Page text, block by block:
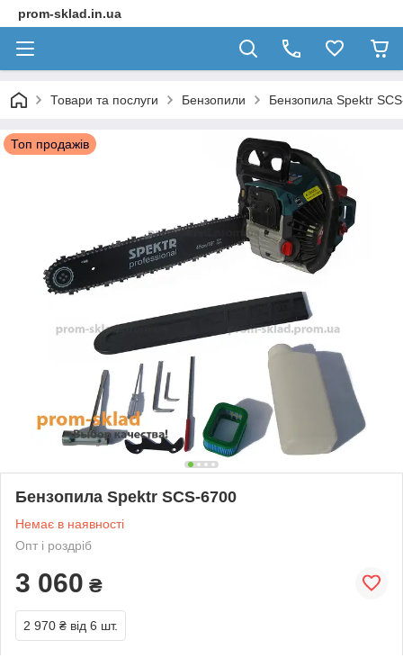
prom-sklad.in.ua
Товари та послуги Бензопили Бензопила Spektr
Топ продажів
Бензопила Spektr SCS-6700
Немає в наявності
Опт і роздріб
3 060 ₴
2 970 ₴ від 6 шт.